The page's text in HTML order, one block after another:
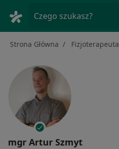
Czego szukasz?
Strona Główna Fizjoterapeuta
mgr Artur Szmyt